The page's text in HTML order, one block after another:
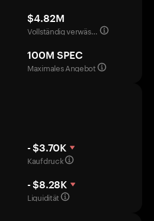
$4.82M
Vollständig verwässerte Bewertung
100M SPEC
Maximales Angebot
- $3.70K
Kaufdruck
- $8.28K
Liquidität